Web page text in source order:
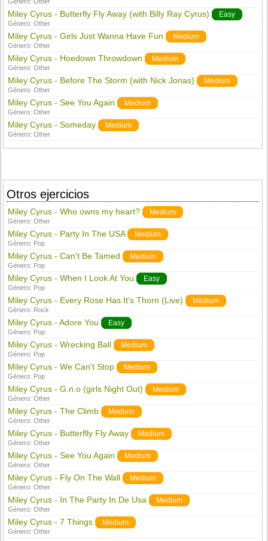
Miley Cyrus - Butterfly Fly Away (with Billy Ray Cyrus) Easy
Género:Other
Miley Cyrus - Girls Just Wanna Have Fun Medium
Género:Other
Miley Cyrus - Hoedown Throwdown Medium
Género:Other
Miley Cyrus - Before The Storm (with Nick Jonas) Medium
Género:Other
Miley Cyrus - See You Again Medium
Género:Other
Miley Cyrus - Someday Medium
Género:Other
Otros ejercicios
Miley Cyrus - Who owns my heart? Medium
Género:Other
Miley Cyrus - Party In The USA Medium
Género: Pop
Miley Cyrus - Can't Be Tamed Medium
Género: Pop
Miley Cyrus - When I Look At You Easy
Género: Pop
Miley Cyrus - Every Rose Has It's Thorn (Live) Medium
Género: Rock
Miley Cyrus - Adore You Easy
Género: Pop
Miley Cyrus - Wrecking Ball Medium
Género: Pop
Miley Cyrus - We Can't Stop Medium
Género: Pop
Miley Cyrus - G.n.o (girls Night Out) Medium
Género:Other
Miley Cyrus - The Climb Medium
Género:Other
Miley Cyrus - Butterflly Fly Away Medium
Género:Other
Miley Cyrus - See You Again Medium
Género:Other
Miley Cyrus - Fly On The Wall Medium
Género:Other
Miley Cyrus - In The Party In De Usa Medium
Género:Other
Miley Cyrus - 7 Things Medium
Género:Other